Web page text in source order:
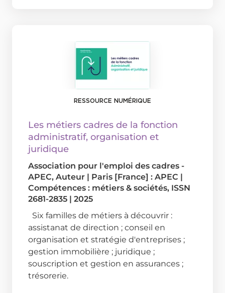
RESSOURCE NUMÉRIQUE
Les métiers cadres de la fonction
administratif, organisation et
juridique
Association pour l'emploi des cadres -
APEC, Auteur | Paris [France] : APEC |
Compétences : métiers & sociétés, ISSN
2681-2835 | 2025
Six familles de métiers à découvrir :
assistanat de direction ; conseil en
organisation et stratégie d'entreprises ;
gestion immobilière ; juridique ;
souscription et gestion en assurances ;
trésorerie.